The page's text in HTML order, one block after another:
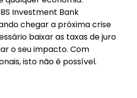
Investment Bank
chegar a próxima crise
baixar as taxas de juro
o seu impacto. Com
isto não é possível.